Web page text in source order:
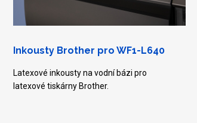
Inkousty Brother pro WF1-L640
Latexové inkousty na vodní bázi pro
latexové tiskárny Brother.